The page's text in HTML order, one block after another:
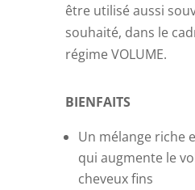
être utilisé aussi
souhaité, dans le
régime VOLUME.
BIENFAITS
Un mélange riche
qui augmente le
cheveux fins